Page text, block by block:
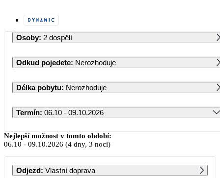
Osoby: 2 dospělí
Odkud pojedete: Nerozhoduje
Délka pobytu: Nerozhoduje
Termín: 06.10 - 09.10.2026
Říjen 2026
PO ÚT ST ČT PÁ SO NE
Nejlepší možnost v tomto období:
06.10 - 09.10.2026 (4 dny, 3 noci)
Odjezd: Vlastní doprava